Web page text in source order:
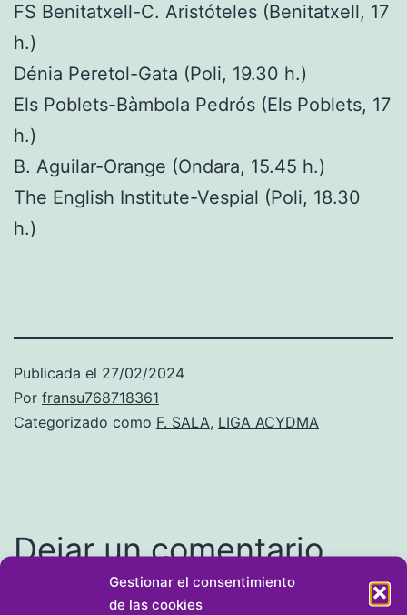
Gestionar el consentimiento
de las cookies
FS Benitatxell-C. Aristóteles (Benitatxell, 17
h.)
Dénia Peretol-Gata (Poli, 19.30 h.)
Els Poblets-Bàmbola Pedrós (Els Poblets, 17
h.)
B. Aguilar-Orange (Ondara, 15.45 h.)
The English Institute-Vespial (Poli, 18.30
h.)
Publicada el 27/02/2024
Por fransu768718361
Categorizado como F. SALA, LIGA ACYDMA
Dejar un comentario
Tu dirección de correo electrónico no será publicada.